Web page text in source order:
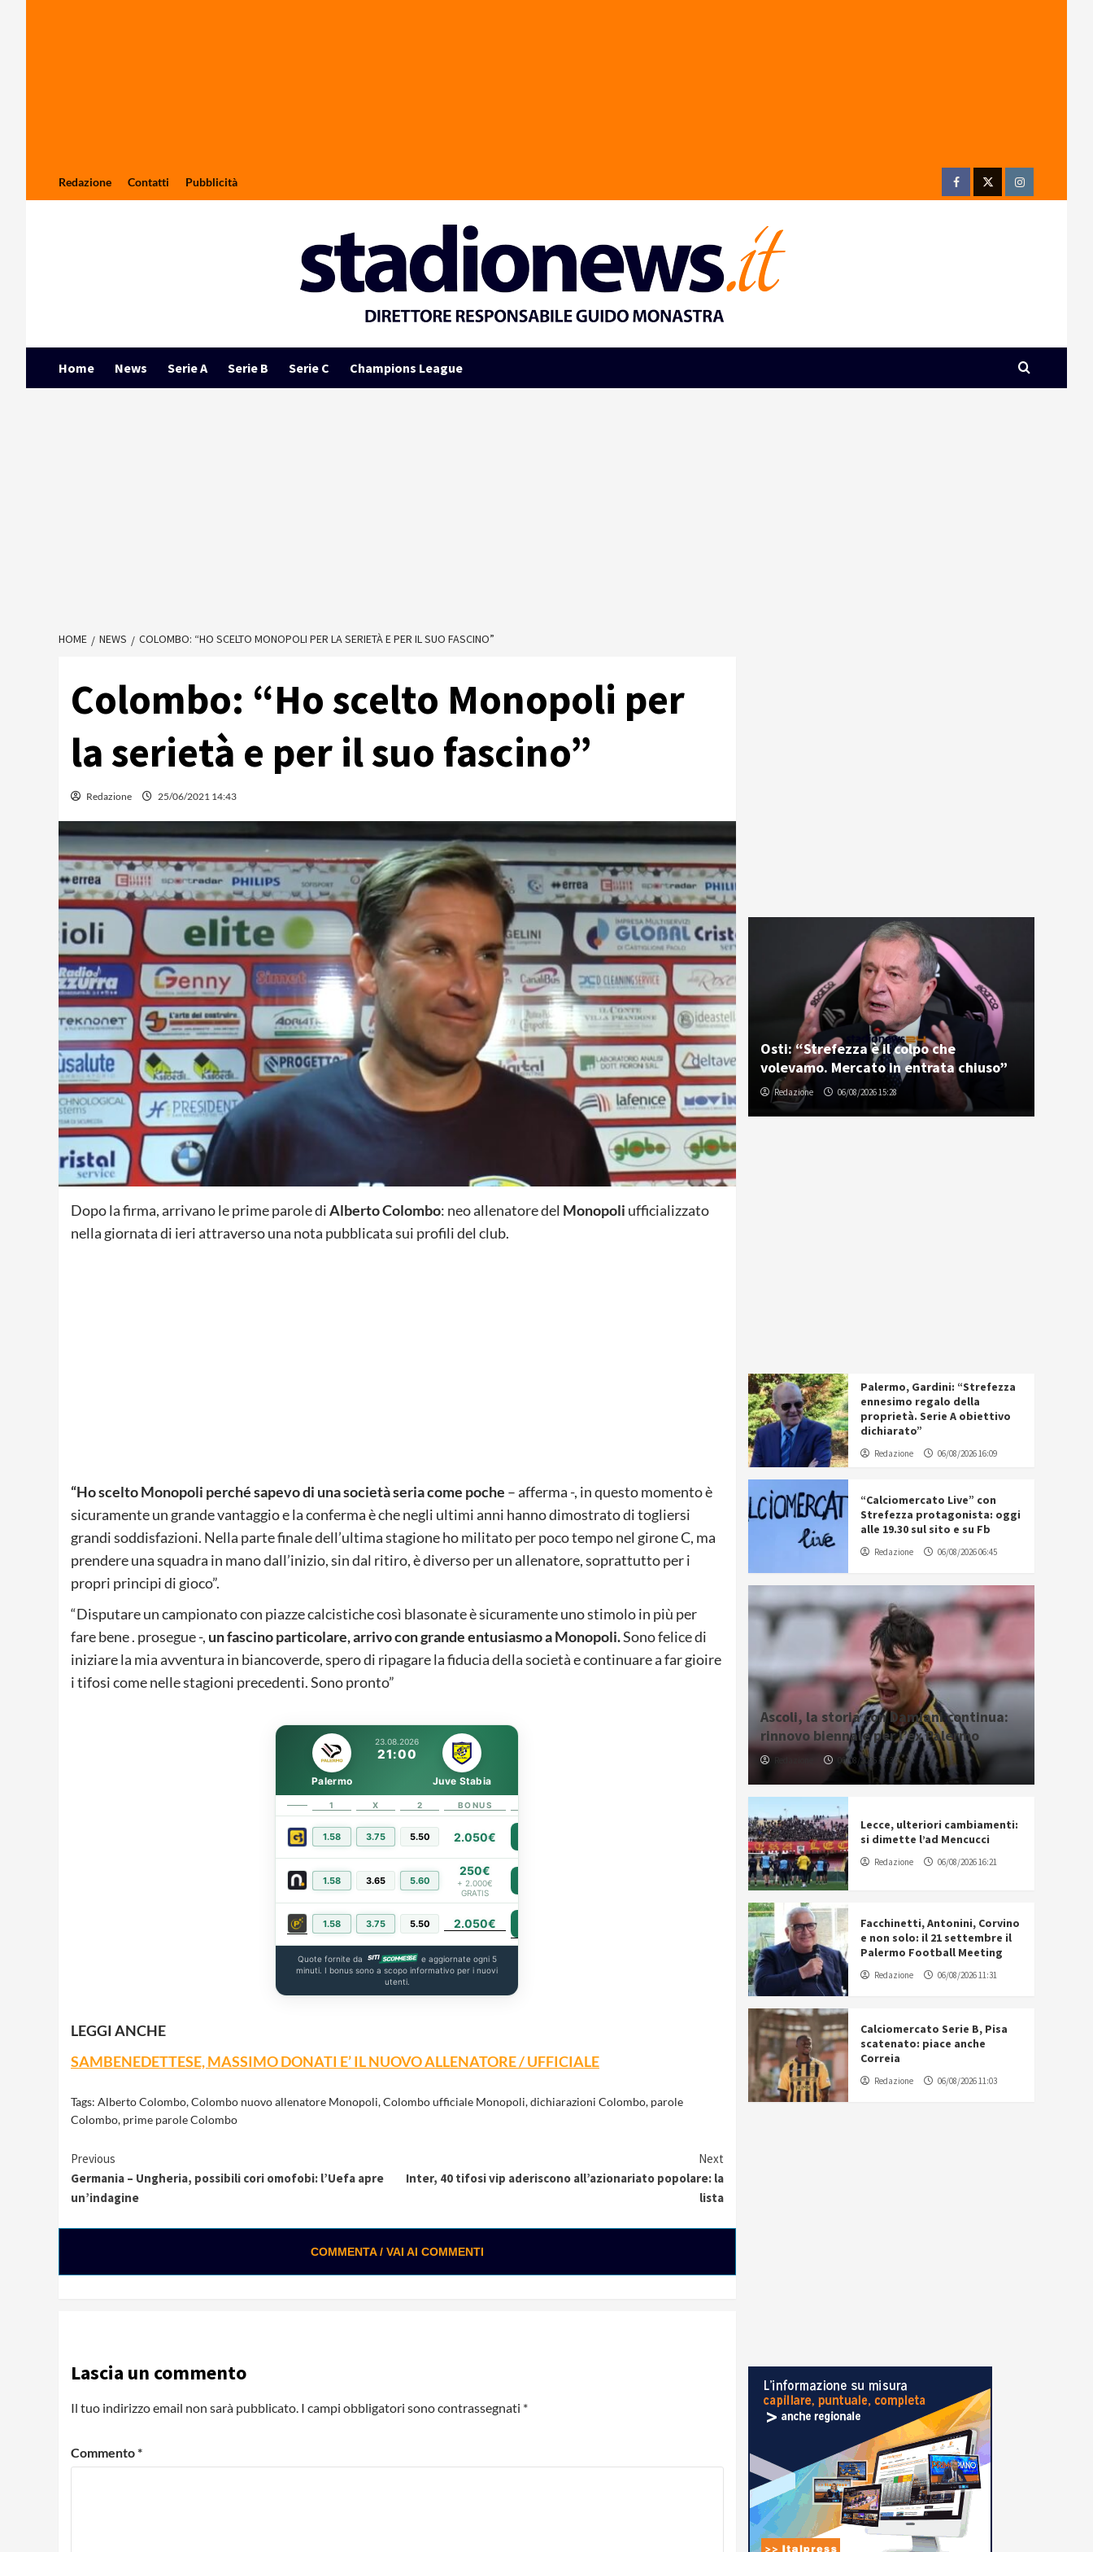
Redazione Contatti Pubblicità
FacebookTwitterInstagram
Home News Serie A Serie B Serie C Champions League
HOME NEWS COLOMBO: “HO SCELTO MONOPOLI PER LA SERIETÀ E PER IL SUO FASCINO”
Colombo: “Ho scelto Monopoli per
la serietà e per il suo fascino”
Redazione 25/06/2021 14:43
Dopo la firma, arrivano le prime parole diAlbertoColombo: neo allenatore del Monopoli ufficializzato
nella giornata di ieri attraverso una nota pubblicata sui profili del club.
“Ho scelto Monopoli perché sapevo di una società seria come poche – afferma -, in questo momento è
sicuramente un grande vantaggio e la conferma è che negli ultimi anni hanno dimostrato di togliersi
grandi soddisfazioni. Nella parte finale dell’ultima stagione ho militato per poco tempo nel girone C, ma
prendere una squadra in mano dall’inizio, sin dal ritiro, è diverso per un allenatore, soprattutto per i
propri principi di gioco”.
“Disputare un campionato con piazze calcistiche così blasonate è sicuramente uno stimolo in più per
fare bene . prosegue -, un fascino particolare, arrivo con grande entusiasmo a Monopoli.Sono felice di
iniziare la mia avventura in biancoverde, spero di ripagare la fiducia della società e continuare a far gioire
i tifosi come nelle stagioni precedenti. Sono pronto”
23.08.2026
21:00
Palermo Juve Stabia
1 X 2 BONUS
1.58 3.75 5.50 2.050€
1.58 3.65 5.60
250€
+ 2.000€
GRATIS
1.58 3.75 5.50 2.050€
Quote fornite da
e aggiornate ogni 5
minuti. I bonus sono a scopo informativo per i nuovi
utenti.
LEGGI ANCHE
SAMBENEDETTESE, MASSIMO DONATI E’ IL NUOVO ALLENATORE / UFFICIALE
Tags: Alberto Colombo,Colombo nuovo allenatore Monopoli,Colombo ufficiale Monopoli,dichiarazioni Colombo, parole
Colombo, prime parole Colombo
Continue
Reading
Previous
Germania – Ungheria, possibili cori omofobi: l’Uefa apre
un’indagine
Next
Inter, 40 tifosi vip aderiscono all’azionariato popolare: la
lista
COMMENTA / VAI AI COMMENTI
Lascia un commento
Il tuo indirizzo email non sarà pubblicato. I campi obbligatori sono contrassegnati *
Commento*
Osti: “Strefezza è il colpo che
volevamo. Mercato in entrata chiuso”
Redazione 06/08/2026 15:28
Palermo, Gardini: “Strefezza
ennesimo regalo della
proprietà. Serie A obiettivo
dichiarato”
Redazione 06/08/2026 16:09
“Calciomercato Live” con
Strefezza protagonista: oggi
alle 19.30 sul sito e su Fb
Redazione 06/08/2026 06:45
Ascoli, la storia con Damiani continua:
rinnovo biennale per l’ex Palermo
06/08/2026 17:37
Lecce, ulteriori cambiamenti:
si dimette l’ad Mencucci
Redazione 06/08/2026 16:21
Facchinetti, Antonini, Corvino
e non solo: il 21 settembre il
Palermo Football Meeting
Redazione 06/08/2026 11:31
Calciomercato Serie B, Pisa
scatenato: piace anche
Correia
Redazione 06/08/2026 11:03